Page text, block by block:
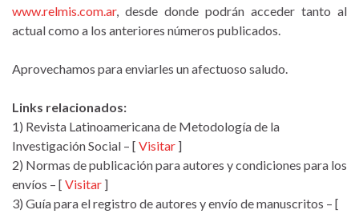
www.relmis.com.ar, desde donde podrán acceder tanto al
actual como a los anteriores números publicados.
Aprovechamos para enviarles un afectuoso saludo.
Links relacionados:
1) Revista Latinoamericana de Metodología de la
Investigación Social – [ Visitar ]
2) Normas de publicación para autores y condiciones para los
envíos – [ Visitar ]
3) Guía para el registro de autores y envío de manuscritos – [